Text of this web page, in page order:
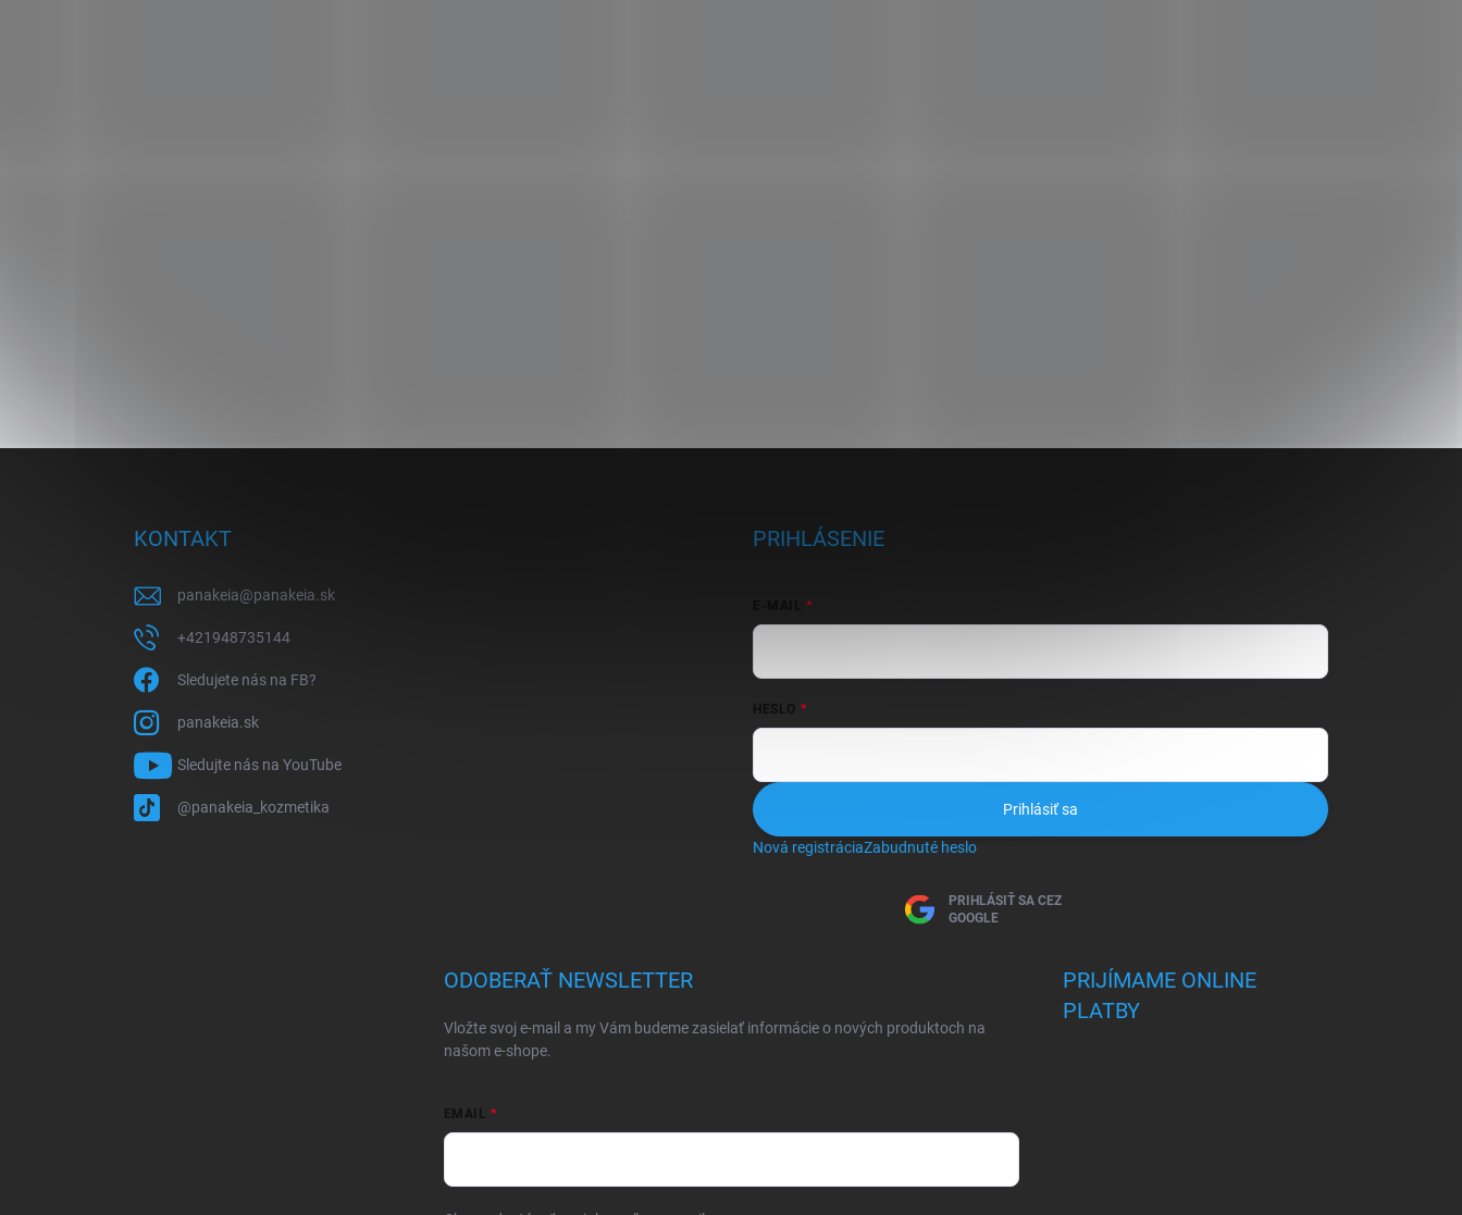
KONTAKT
panakeia@panakeia.sk
+421948735144
Sledujete nás na FB?
panakeia.sk
Sledujte nás na YouTube
@panakeia_kozmetika
PRIHLÁSENIE
HESLO
Prihlásiť sa
Nová registráciaZabudnuté heslo
PRIHLÁSIŤ SA CEZ
GOOGLE
ODOBERAŤ NEWSLETTER
Vložte svoj e-mail a my Vám budeme zasielať informácie o nových produktoch na
našom e-shope.
EMAIL
PRIJÍMAME ONLINE
PLATBY